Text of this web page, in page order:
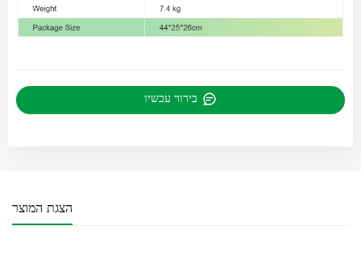
הצגת המוצר